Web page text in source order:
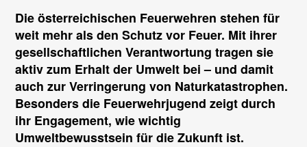
–
Das
Summen
darf
nicht
verstummen
Die österreichischen Feuerwehren stehen für
weit mehr als den Schutz vor Feuer. Mit ihrer
gesellschaftlichen Verantwortung tragen sie
aktiv zum Erhalt der Umwelt bei – und damit
auch zur Verringerung von Naturkatastrophen.
Besonders die Feuerwehrjugend zeigt durch
ihr Engagement, wie wichtig
Umweltbewusstsein für die Zukunft ist.